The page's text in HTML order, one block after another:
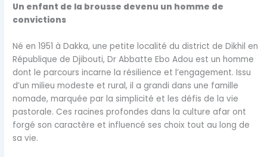
Un enfant de la brousse devenu un homme de
convictions
Né en 1951 à Dakka, une petite localité du district de Dikhil en
République de Djibouti, Dr Abbatte Ebo Adou est un homme
dont le parcours incarne la résilience et l’engagement. Issu
d’un milieu modeste et rural, il a grandi dans une famille
nomade, marquée par la simplicité et les défis de la vie
pastorale. Ces racines profondes dans la culture afar ont
forgé son caractère et influencé ses choix tout au long de
sa vie.